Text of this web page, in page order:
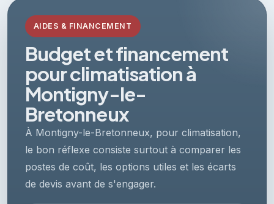
AIDES & FINANCEMENT
Budget et financement
pour climatisation à
Montigny-le-
Bretonneux
À Montigny-le-Bretonneux, pour climatisation,
le bon réflexe consiste surtout à comparer les
postes de coût, les options utiles et les écarts
de devis avant de s'engager.